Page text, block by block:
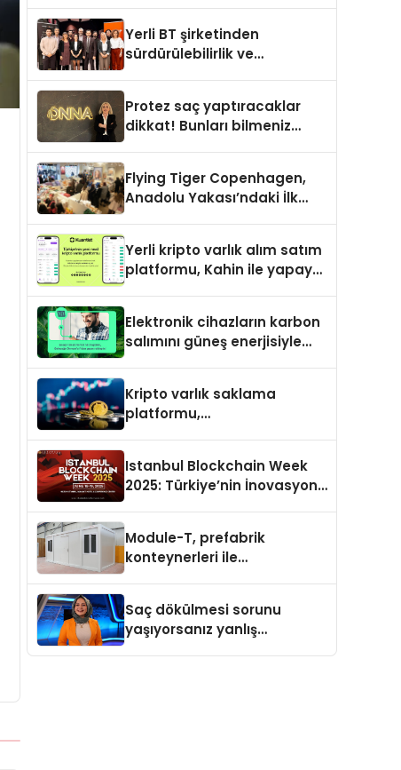
Yerli BT şirketinden
sürdürülebilirlik ve
Protez saç yaptıracaklar
dikkat! Bunları bilmeniz
Flying Tiger Copenhagen,
Anadolu Yakası’ndaki İlk
Yerli kripto varlık alım satım
platformu, Kahin ile yapay
Elektronik cihazların karbon
salımını güneş enerjisiyle
Kripto varlık saklama
platformu,
Istanbul Blockchain Week
2025: Türkiye’nin İnovasyon
Module-T, prefabrik
konteynerleri ile
Saç dökülmesi sorunu
yaşıyorsanız yanlış